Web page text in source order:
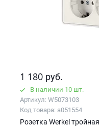
1 180 руб.
В наличии 10 шт.
Артикул: W5073103
Код товара: a051554
Розетка Werkel